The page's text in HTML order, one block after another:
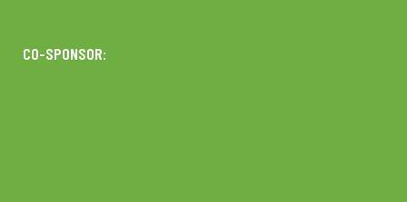
CO-SPONSOR: